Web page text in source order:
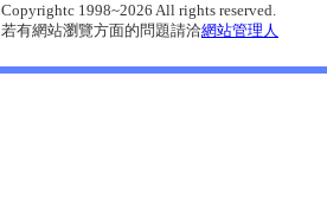
Copyrightc 1998~2026 All rights reserved.
若有網站瀏覽方面的問題請洽網站管理人